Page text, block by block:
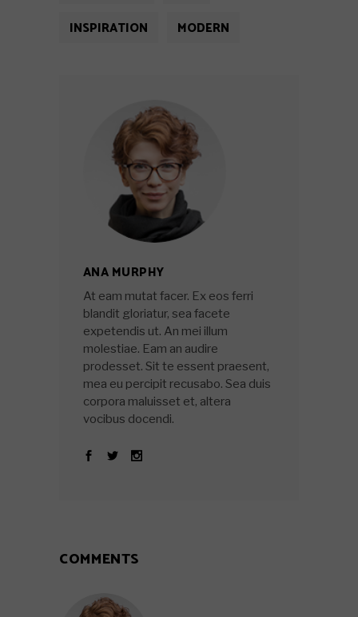
INSPIRATION
MODERN
ANA MURPHY
At eam mutat facer. Ex eos ferri
blandit gloriatur, sea facete
expetendis ut. An mei illum
molestiae. Eam an audire
prodesset. Sit te essent praesent,
mea eu percipit recusabo. Sea duis
corpora maluisset et, altera
vocibus docendi.
COMMENTS